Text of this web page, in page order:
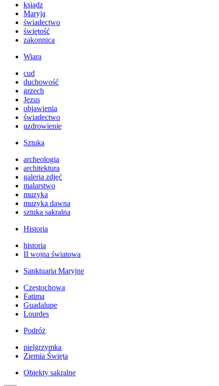
ksiądz
Maryja
świadectwo
świętość
zakonnica
Wiara
cud
duchowość
grzech
Jezus
objawienia
świadectwo
uzdrowienie
Sztuka
archeologia
architektura
galeria zdjęć
malarstwo
muzyka
muzyka dawna
sztuka sakralna
Historia
historia
II wojna światowa
Sanktuaria Maryjne
Częstochowa
Fatima
Guadalupe
Lourdes
Podróż
pielgrzymka
Ziemia Święta
Obiekty sakralne